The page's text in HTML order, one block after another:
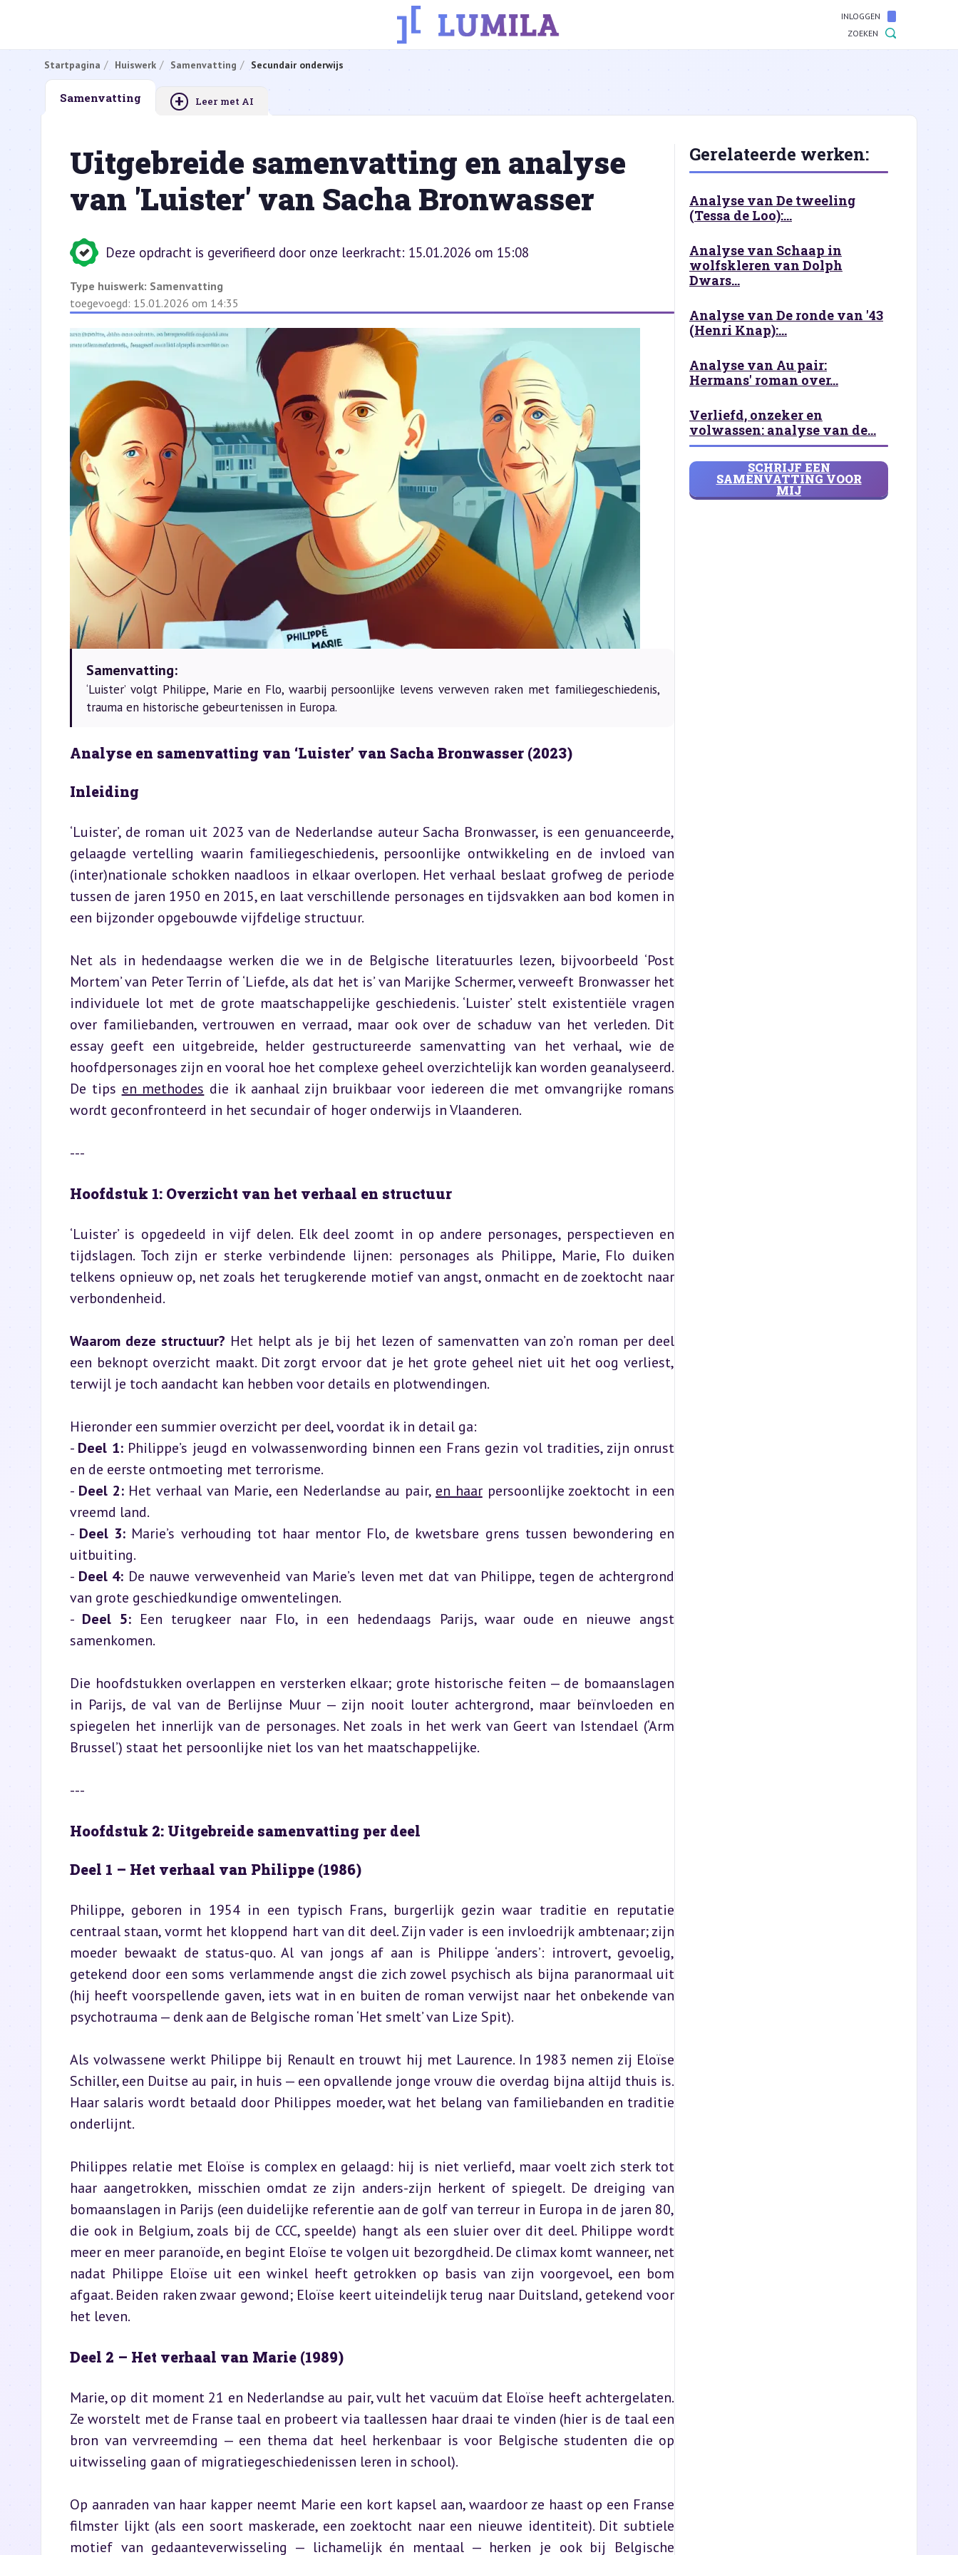
INLOGGEN
ZOEKEN
Startpagina Huiswerk Samenvatting Secundair onderwijs
Samenvatting + Leer met AI
Uitgebreide samenvatting en analyse
van 'Luister' van Sacha Bronwasser
Deze opdracht is geverifieerd door onze leerkracht: 15.01.2026 om 15:08
Type huiswerk: Samenvatting
toegevoegd: 15.01.2026 om 14:35
Samenvatting:
‘Luister’ volgt Philippe, Marie en Flo, waarbij persoonlijke levens verweven raken met familiegeschiedenis,
trauma en historische gebeurtenissen in Europa.
Analyse en samenvatting van ‘Luister’ van Sacha Bronwasser (2023)
Inleiding
‘Luister’, de roman uit 2023 van de Nederlandse auteur Sacha Bronwasser, is een genuanceerde,
gelaagde vertelling waarin familiegeschiedenis, persoonlijke ontwikkeling en de invloed van
(inter)nationale schokken naadloos in elkaar overlopen. Het verhaal beslaat grofweg de periode
tussen de jaren 1950 en 2015, en laat verschillende personages en tijdsvakken aan bod komen in
een bijzonder opgebouwde vijfdelige structuur.
Net als in hedendaagse werken die we in de Belgische literatuurles lezen, bijvoorbeeld ‘Post
Mortem’ van Peter Terrin of ‘Liefde, als dat het is’ van Marijke Schermer, verweeft Bronwasser het
individuele lot met de grote maatschappelijke geschiedenis. ‘Luister’ stelt existentiële vragen
over familiebanden, vertrouwen en verraad, maar ook over de schaduw van het verleden. Dit
essay geeft een uitgebreide, helder gestructureerde samenvatting van het verhaal, wie de
hoofdpersonages zijn en vooral hoe het complexe geheel overzichtelijk kan worden geanalyseerd.
De tips en methodes die ik aanhaal zijn bruikbaar voor iedereen die met omvangrijke romans
wordt geconfronteerd in het secundair of hoger onderwijs in Vlaanderen.
---
Hoofdstuk 1: Overzicht van het verhaal en structuur
‘Luister’ is opgedeeld in vijf delen. Elk deel zoomt in op andere personages, perspectieven en
tijdslagen. Toch zijn er sterke verbindende lijnen: personages als Philippe, Marie, Flo duiken
telkens opnieuw op, net zoals het terugkerende motief van angst, onmacht en de zoektocht naar
verbondenheid.
Waarom deze structuur? Het helpt als je bij het lezen of samenvatten van zo’n roman per deel
een beknopt overzicht maakt. Dit zorgt ervoor dat je het grote geheel niet uit het oog verliest,
terwijl je toch aandacht kan hebben voor details en plotwendingen.
Hieronder een summier overzicht per deel, voordat ik in detail ga:
- Deel 1: Philippe’s jeugd en volwassenwording binnen een Frans gezin vol tradities, zijn onrust
en de eerste ontmoeting met terrorisme.
- Deel 2: Het verhaal van Marie, een Nederlandse au pair, en haar persoonlijke zoektocht in een
vreemd land.
- Deel 3: Marie’s verhouding tot haar mentor Flo, de kwetsbare grens tussen bewondering en
uitbuiting.
- Deel 4: De nauwe verwevenheid van Marie’s leven met dat van Philippe, tegen de achtergrond
van grote geschiedkundige omwentelingen.
- Deel 5: Een terugkeer naar Flo, in een hedendaags Parijs, waar oude en nieuwe angst
samenkomen.
Die hoofdstukken overlappen en versterken elkaar; grote historische feiten — de bomaanslagen
in Parijs, de val van de Berlijnse Muur — zijn nooit louter achtergrond, maar beïnvloeden en
spiegelen het innerlijk van de personages. Net zoals in het werk van Geert van Istendael (‘Arm
Brussel’) staat het persoonlijke niet los van het maatschappelijke.
---
Hoofdstuk 2: Uitgebreide samenvatting per deel
Deel 1 – Het verhaal van Philippe (1986)
Philippe, geboren in 1954 in een typisch Frans, burgerlijk gezin waar traditie en reputatie
centraal staan, vormt het kloppend hart van dit deel. Zijn vader is een invloedrijk ambtenaar; zijn
moeder bewaakt de status-quo. Al van jongs af aan is Philippe ‘anders’: introvert, gevoelig,
getekend door een soms verlammende angst die zich zowel psychisch als bijna paranormaal uit
(hij heeft voorspellende gaven, iets wat in en buiten de roman verwijst naar het onbekende van
psychotrauma — denk aan de Belgische roman ‘Het smelt’ van Lize Spit).
Als volwassene werkt Philippe bij Renault en trouwt hij met Laurence. In 1983 nemen zij Eloïse
Schiller, een Duitse au pair, in huis — een opvallende jonge vrouw die overdag bijna altijd thuis is.
Haar salaris wordt betaald door Philippes moeder, wat het belang van familiebanden en traditie
onderlijnt.
Philippes relatie met Eloïse is complex en gelaagd: hij is niet verliefd, maar voelt zich sterk tot
haar aangetrokken, misschien omdat ze zijn anders-zijn herkent of spiegelt. De dreiging van
bomaanslagen in Parijs (een duidelijke referentie aan de golf van terreur in Europa in de jaren 80,
die ook in Belgium, zoals bij de CCC, speelde) hangt als een sluier over dit deel. Philippe wordt
meer en meer paranoïde, en begint Eloïse te volgen uit bezorgdheid. De climax komt wanneer, net
nadat Philippe Eloïse uit een winkel heeft getrokken op basis van zijn voorgevoel, een bom
afgaat. Beiden raken zwaar gewond; Eloïse keert uiteindelijk terug naar Duitsland, getekend voor
het leven.
Deel 2 – Het verhaal van Marie (1989)
Marie, op dit moment 21 en Nederlandse au pair, vult het vacuüm dat Eloïse heeft achtergelaten.
Ze worstelt met de Franse taal en probeert via taallessen haar draai te vinden (hier is de taal een
bron van vervreemding — een thema dat heel herkenbaar is voor Belgische studenten die op
uitwisseling gaan of migratiegeschiedenissen leren in school).
Op aanraden van haar kapper neemt Marie een kort kapsel aan, waardoor ze haast op een Franse
filmster lijkt (als een soort maskerade, een zoektocht naar een nieuwe identiteit). Dit subtiele
motief van gedaanteverwisseling — lichamelijk én mentaal — herken je ook bij Belgische
Gerelateerde werken:
Analyse van De tweeling
(Tessa de Loo):...
Analyse van Schaap in
wolfskleren van Dolph
Dwars...
Analyse van De ronde van '43
(Henri Knap):...
Analyse van Au pair:
Hermans' roman over...
Verliefd, onzeker en
volwassen: analyse van de...
SCHRIJF EEN
SAMENVATTING VOOR
MIJ